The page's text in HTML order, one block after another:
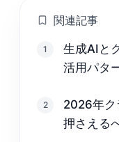
関連記事
1
生成AIと
活用パタ
2
2026年ク
押さえる